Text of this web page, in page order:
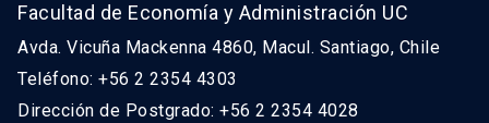
Facultad de Economía y Administración UC
Avda. Vicuña Mackenna 4860, Macul. Santiago, Chile
Teléfono: +56 2 2354 4303
Dirección de Postgrado: +56 2 2354 4028